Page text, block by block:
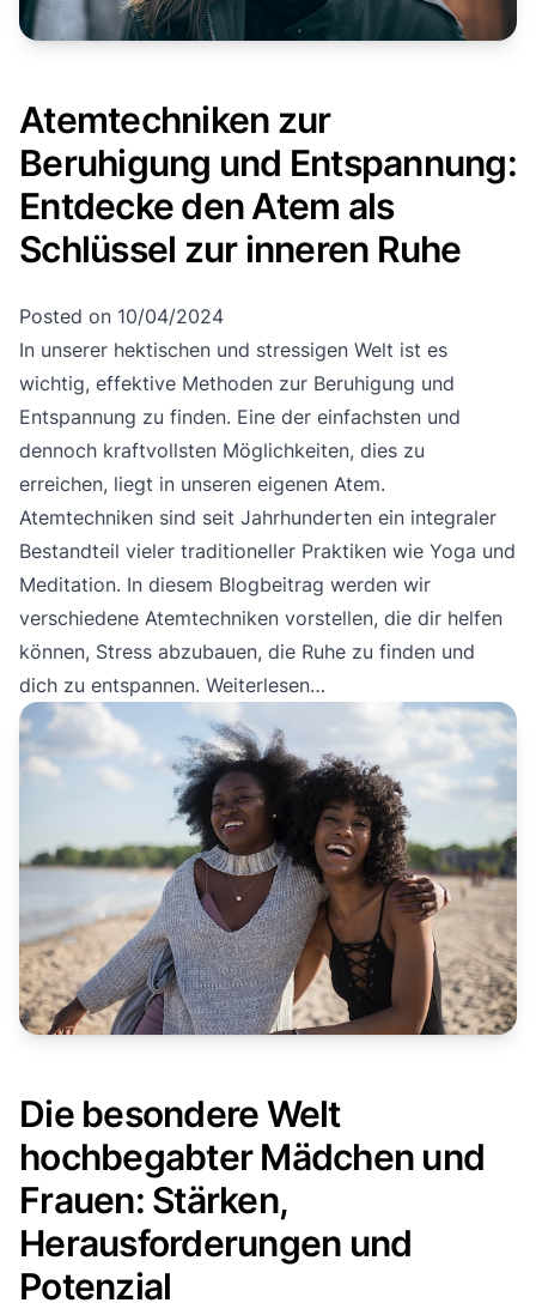
Atemtechniken zur
Beruhigung und Entspannung:
Entdecke den Atem als
Schlüssel zur inneren Ruhe
Posted on 10/04/2024
In unserer hektischen und stressigen Welt ist es
wichtig, effektive Methoden zur Beruhigung und
Entspannung zu finden. Eine der einfachsten und
dennoch kraftvollsten Möglichkeiten, dies zu
erreichen, liegt in unseren eigenen Atem.
Atemtechniken sind seit Jahrhunderten ein integraler
Bestandteil vieler traditioneller Praktiken wie Yoga und
Meditation. In diesem Blogbeitrag werden wir
verschiedene Atemtechniken vorstellen, die dir helfen
können, Stress abzubauen, die Ruhe zu finden und
dich zu entspannen. Weiterlesen…
Die besondere Welt
hochbegabter Mädchen und
Frauen: Stärken,
Herausforderungen und
Potenzial